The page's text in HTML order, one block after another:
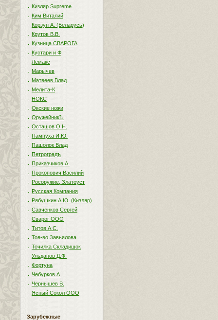
Кизляр Supreme
Ким Виталий
Корзун А. (Беларусь)
Крутов В.В.
Кузница СВАРОГА
Кустари и Ф
Лемакс
Марычев
Матвеев Влад
Мелита-К
НОКС
Окские ножи
ОружейникЪ
Осташов О.Н.
Пампуха И.Ю.
Пашолок Влад
Петроградъ
Приказчиков А.
Прокопович Василий
Росоружие, Златоуст
Русская Компания
Рябушкин А.Ю. (Кизляр)
Савченков Сергей
Сварог ООО
Титов А.С.
Тов-во Завьялова
Точилка Складишок
Ульданов Д.Ф.
Фортуна
Чебурков А.
Чернышев В.
Ясный Сокол ООО
Зарубежные